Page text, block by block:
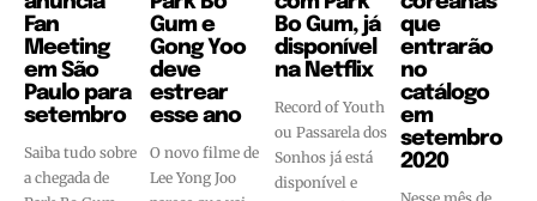
Fan
Meeting
em São
Paulo para
setembro
Saiba tudo sobre
a chegada de
Gum e
Gong Yoo
deve
estrear
esse ano
O novo filme de
Lee Yong Joo
Bo Gum, já
disponível
na Netflix
Record of Youth
ou Passarela dos
Sonhos já está
disponível e
que
entrarão
no
catálogo
em
setembro
2020